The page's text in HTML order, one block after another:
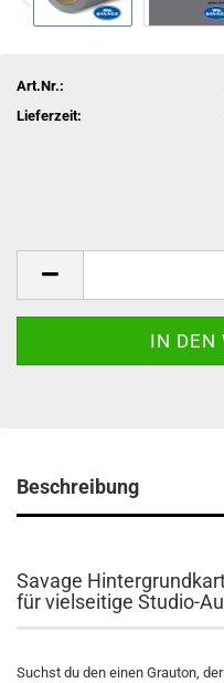
Art.Nr.:
Lieferzeit:
Beschreibung
Savage
für vielseitige Studio-
Suchst du den einen Grauton,